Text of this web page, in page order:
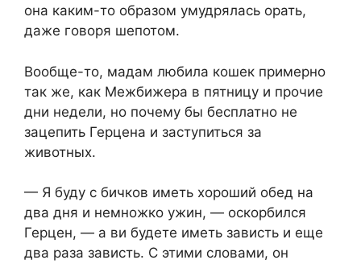
она каким-то образом умудрялась орать,
даже говоря шепотом.
Вообще-то, мадам любила кошек примерно
так же, как Межбижера в пятницу и прочие
дни недели, но почему бы бесплатно не
зацепить Герцена и заступиться за
животных.
— Я буду с бичков иметь хороший обед на
два дня и немножко ужин, — оскорбился
Герцен, — а ви будете иметь зависть и еще
два раза зависть. С этими словами, он